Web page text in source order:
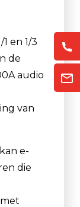
en 1/3
de
audio
van
e-
die